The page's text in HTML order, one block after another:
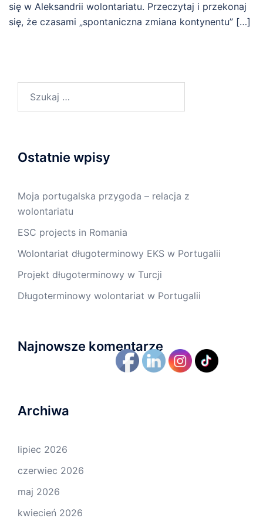
się w Aleksandrii wolontariatu. Przeczytaj i przekonaj
się, że czasami „spontaniczna zmiana kontynentu” […]
Ostatnie wpisy
Moja portugalska przygoda – relacja z
wolontariatu
ESC projects in Romania
Wolontariat długoterminowy EKS w Portugalii
Projekt długoterminowy w Turcji
Długoterminowy wolontariat w Portugalii
Najnowsze komentarze
Archiwa
lipiec 2026
czerwiec 2026
maj 2026
kwiecień 2026